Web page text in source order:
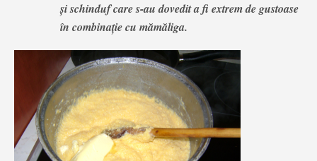
și schinduf care s-au dovedit a fi extrem de gustoase
în combinație cu mămăliga.